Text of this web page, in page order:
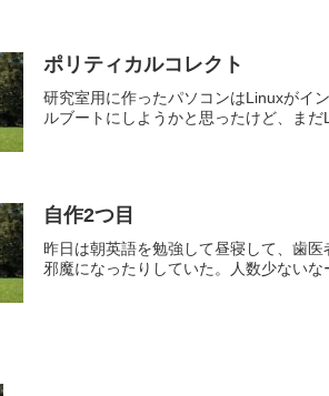
ポリティカルコレクト
研究室用に作ったパソコンはLinuxがイ
ルブートにしようかと思ったけど、ま
自作2つ目
昨日は朝英語を勉強して昼寝して、歯
邪魔になったりしていた。人数少ない